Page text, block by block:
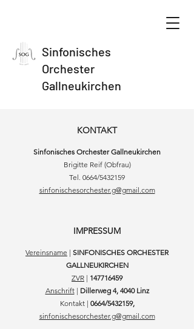
Sinfonisches
Orchester
Gallneukirchen
KONTAKT
Sinfonisches Orchester Gallneukirchen
Brigitte Reif (Obfrau)
Tel. ‭0664/5432159
sinfonischesorchester.g@gmail.com
IMPRESSUM
Vereinsname | SINFONISCHES ORCHESTER
GALLNEUKIRCHEN
ZVR | 147716459
Anschrift| Dillerweg 4, 4040 Linz
Kontakt | 0664/5432159,
sinfonischesorchester.g@gmail.com